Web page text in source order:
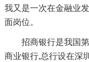
我又是一次在金融业
面岗位。
招商银行是我国
商业银行,总行设在深